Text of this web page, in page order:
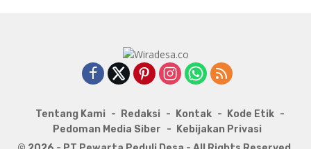
Tentang Kami Redaksi Kontak
Kode Etik
Pedoman Media Siber
Kebijakan Privasi